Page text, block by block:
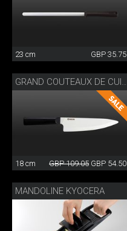
23 cm GBP 35.75
18 cm GBP 109.05 GBP 54.50
MANDOLINE KYOCERA